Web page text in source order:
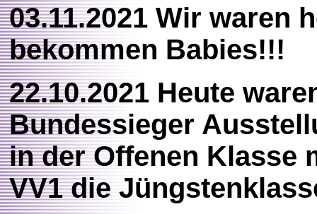
03.11.2021 Wir waren
bekommen Babies!!!
22.10.2021 Heute
Bundessieger
in der Offenen Klasse
VV1 die